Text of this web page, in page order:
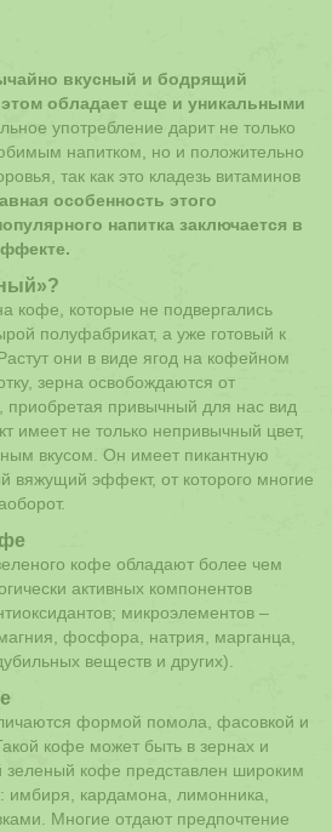
вкусный и бодрящий
обладает еще и уникальными
употребление дарит не только
напитком, но и положительно
так как это кладезь витаминов
особенность этого
напитка заключается в
кофе, которые не подвергались
полуфабрикат, а уже готовый к
они в виде ягод на кофейном
зерна освобождаются от
приобретая привычный для нас вид
имеет не только непривычный цвет,
вкусом. Он имеет пикантную
вяжущий эффект, от которого многие
кофе обладают более чем
активных компонентов
микроэлементов –
фосфора, натрия, марганца,
веществ и других).
формой помола, фасовкой и
кофе может быть в зернах и
кофе представлен широким
имбиря, кардамона, лимонника,
Многие отдают предпочтение